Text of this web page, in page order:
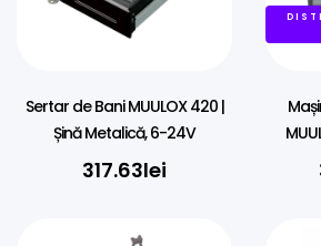
Sertar de Bani MUULOX 420 |
Șină Metalică, 6-24V
317.63lei